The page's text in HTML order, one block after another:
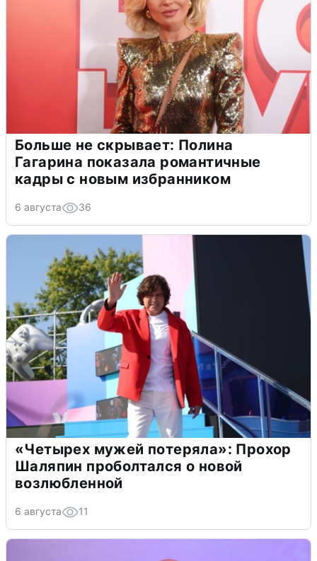
Больше не скрывает: Полина
Гагарина показала романтичные
кадры с новым избранником
6 августа 36
«Четырех мужей потеряла»: Прохор
Шаляпин проболтался о новой
возлюбленной
6 августа 11